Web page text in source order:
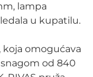
lampa
u kupatilu.
omogućava
od 840